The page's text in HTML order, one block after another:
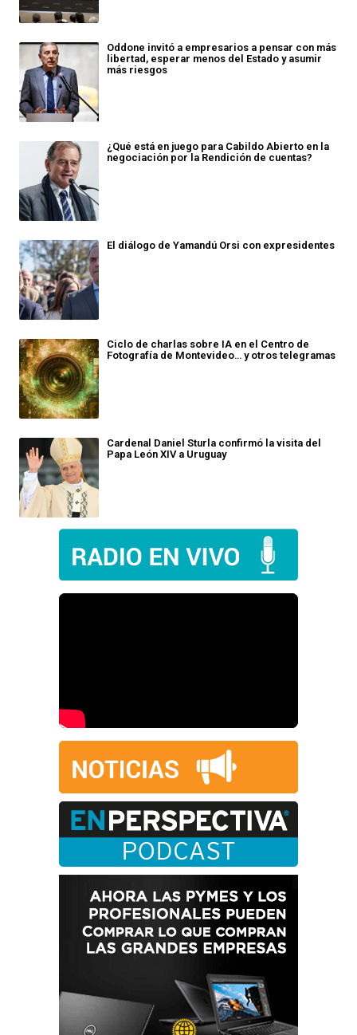
Oddone invitó a empresarios a pensar con más
libertad, esperar menos del Estado y asumir
más riesgos
¿Qué está en juego para Cabildo Abierto en la
negociación por la Rendición de cuentas?
El diálogo de Yamandú Orsi con expresidentes
Ciclo de charlas sobre IA en el Centro de
Fotografía de Montevideo… y otros telegramas
Cardenal Daniel Sturla confirmó la visita del
Papa León XIV a Uruguay